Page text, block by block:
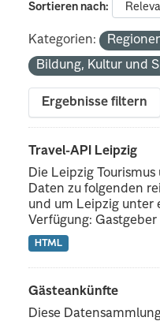
Sortieren nach
Kategorien:
Bildung, Kultur und
Ergebnisse filtern
Travel-API Leipzig
Die Leipzig
Daten zu folgenden
und um Leipzig unter
Verfügung:
HTML
Gästeankünfte
Diese